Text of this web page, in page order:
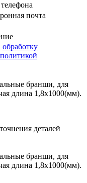
почта
обработку
политикой
деталей